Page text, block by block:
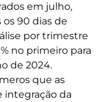
em julho,
90 dias de
por trimestre
no primeiro para
de 2024.
que as
integração da